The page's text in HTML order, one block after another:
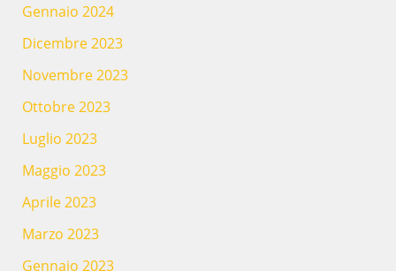
Gennaio 2024
Dicembre 2023
Novembre 2023
Ottobre 2023
Luglio 2023
Maggio 2023
Aprile 2023
Marzo 2023
Gennaio 2023